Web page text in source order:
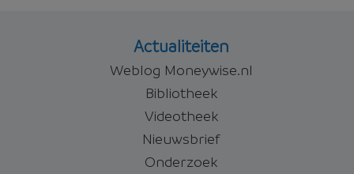
Actualiteiten
Weblog Moneywise.nl
Bibliotheek
Videotheek
Nieuwsbrief
Onderzoek